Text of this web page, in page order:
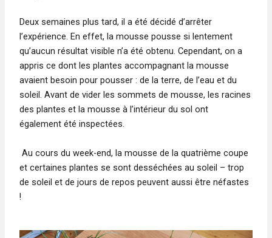
Deux semaines plus tard, il a été décidé d’arrêter
l’expérience. En effet, la mousse pousse si lentement
qu’aucun résultat visible n’a été obtenu. Cependant, on a
appris ce dont les plantes accompagnant la mousse
avaient besoin pour pousser : de la terre, de l’eau et du
soleil. Avant de vider les sommets de mousse, les racines
des plantes et la mousse à l’intérieur du sol ont
également été inspectées.
Au cours du week-end, la mousse de la quatrième coupe
et certaines plantes se sont desséchées au soleil – trop
de soleil et de jours de repos peuvent aussi être néfastes
!